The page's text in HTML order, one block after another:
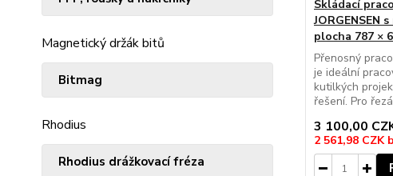
Magnetický držák bitů
Bitmag
Rhodius
Rhodius drážkovací fréza
Skládací
JORGENSEN
plocha 787 ×
Přenosný
je ideální
kutilkých
řešení. Pro
3 100,00
2 561,98 CZK